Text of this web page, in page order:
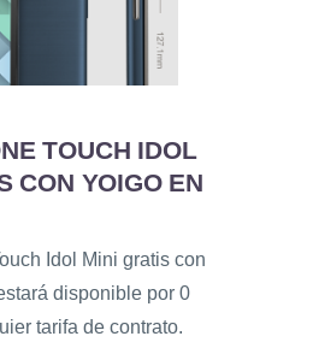
TOUCH IDOL
CON YOIGO EN
Idol Mini gratis con
disponible por 0
tarifa de contrato.